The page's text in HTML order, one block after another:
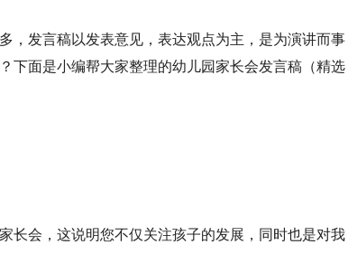
，发言稿以发表意见，表达观点为主，是为演讲而事
下面是小编帮大家整理的幼儿园家长会发言稿（精选
长会，这说明您不仅关注孩子的发展，同时也是对我